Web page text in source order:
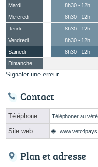
Mardi
8h30 - 12h
Mercredi
8h30 - 12h
Jeudi
8h30 - 12h
Vendredi
8h30 - 12h
Samedi
8h30 - 12h
Dimanche
Signaler une erreur
Contact
Téléphone Téléphoner au
Site web
Plan et adresse